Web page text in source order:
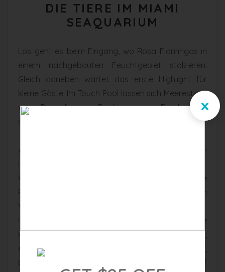
DIE TIERE IM MIAMI
SEAQUARIUM
Los geht es beim Eingang, wo Rosa Flamingos in
einem nachgebauten Feuchtgebiet stolzieren.
Gleich daneben wartet das erste Highlight für
kleine Gäste: Im Touch Pool lassen sich Meerestiere
wie Putzerfische, Rochen und Bambushaie
streicheln. Natürlich sind die Fische alle harmlos.
Auf eine Reise in die Küstengewässer der südlichen
Hemisphäre geht es im Tropical Fish Aquarium.
Wahrhaft riesig präsentiert sich das angrenzende
Reef Aquarium, das 28.390 Hektoliter fasst. Zum
Vergleich: Das sind ganze 20.000 Badewannen.
Hier siehst du dabei zu, wie Taucher bunte
Korallenriff-Bewohner füttern. Bei Rescue a Reef,
einer Kollaboration mit der Universität von Miami,
bist du live dabei, wenn ein neues Korallenriff
x